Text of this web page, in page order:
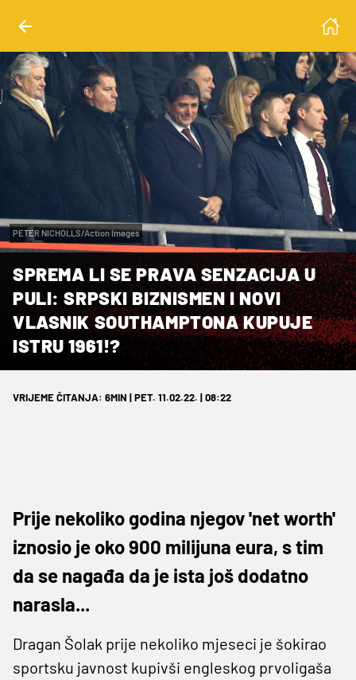
PETER NICHOLLS/Action Images
SPREMA LI SE PRAVA SENZACIJA U
PULI: SRPSKI BIZNISMEN I NOVI
VLASNIK SOUTHAMPTONA KUPUJE
ISTRU 1961!?
VRIJEME ČITANJA: 6MIN | PET. 11.02.22. | 08:22
Prije nekoliko godina njegov 'net worth'
iznosio je oko 900 milijuna eura, s tim
da se nagađa da je ista još dodatno
narasla...
Dragan Šolak prije nekoliko mjeseci je šokirao
sportsku javnost kupivši engleskog prvoligaša